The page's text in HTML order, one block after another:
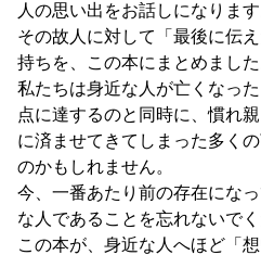
人の思い出をお話しになります
その故人に対して「最後に伝
持ちを、この本にまとめました
私たちは身近な人が亡くなっ
点に達するのと同時に、慣れ
に済ませてきてしまった多く
のかもしれません。
今、一番あたり前の存在にな
な人であることを忘れないでく
この本が、身近な人へほど「